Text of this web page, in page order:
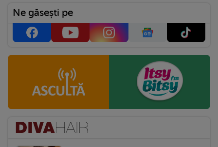
Ne găsești pe